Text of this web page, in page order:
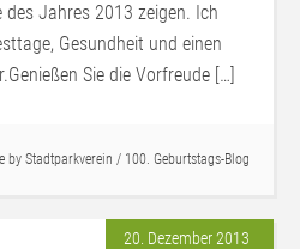
Jahres 2013 zeigen. Ich
Gesundheit und einen
Sie die Vorfreude […]
by Stadtparkverein / 100. Geburtstags-Blog
20. Dezember 2013